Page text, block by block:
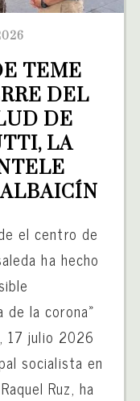
TEME
DEL
DE
LA
el centro de
ha hecho
de la corona»
17 julio 2026
socialista en
Ruz, ha